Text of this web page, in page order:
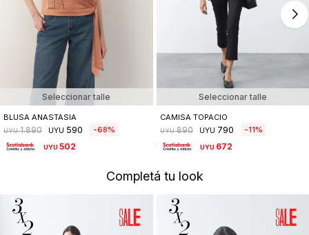
Seleccionar talle
BLUSA ANASTASIA
UYU 1.890 UYU 590 68
UYU502
Seleccionar talle
CAMISA TOPACIO
UYU 890 UYU 790 11
UYU 672
Completá tu look